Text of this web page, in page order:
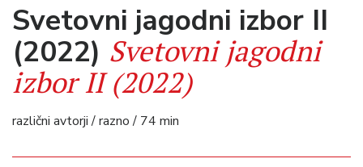
Svetovni jagodni izbor II
(2022) Svetovni jagodni
izbor II (2022)
različni avtorji / razno / 74 min